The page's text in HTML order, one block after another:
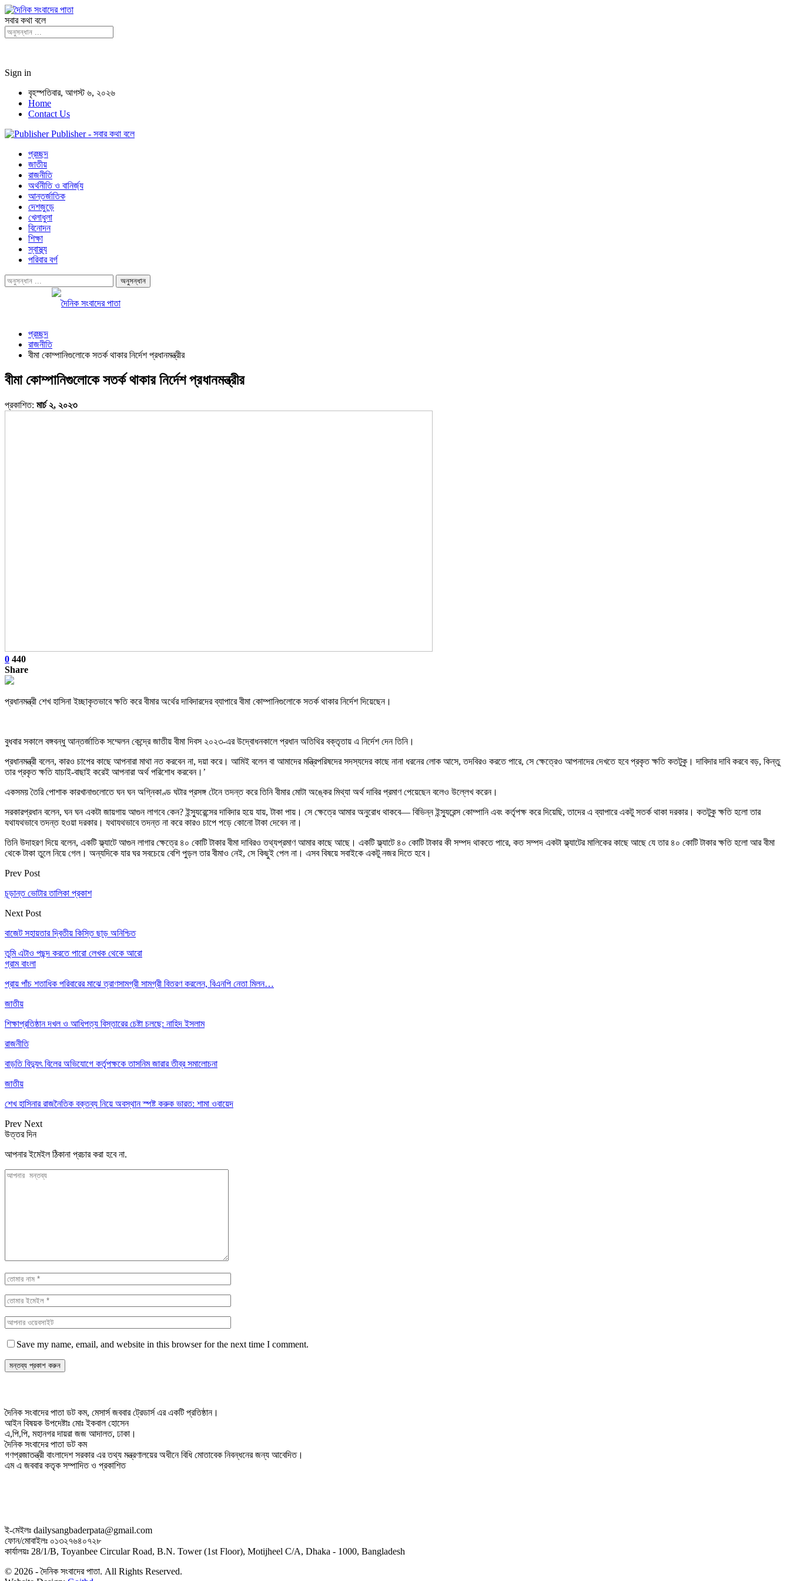
সবার কথা বলে
Sign in
বৃহস্পতিবার, আগস্ট ৬, ২০২৬
Home
Contact Us
Publisher - সবার কথা বলে
প্রচ্ছদ
জাতীয়
রাজনীতি
অর্থনীতি ও বানির্জ্য
আন্তর্জাতিক
দেশজুড়ে
খেলাধুলা
বিনোদন
শিক্ষা
স্বাস্থ্য
পরিবার বর্গ
প্রচ্ছদ
রাজনীতি
বীমা কোম্পানিগুলোকে সতর্ক থাকার নির্দেশ প্রধানমন্ত্রীর
বীমা কোম্পানিগুলোকে সতর্ক থাকার নির্দেশ প্রধানমন্ত্রীর
প্রকাশিত: মার্চ ২, ২০২৩
0 440
Share
প্রধানমন্ত্রী শেখ হাসিনা ইচ্ছাকৃতভাবে ক্ষতি করে বীমার অর্থের দাবিদারদের ব্যাপারে বীমা কোম্পানিগুলোকে সতর্ক থাকার নির্দেশ দিয়েছেন।
বুধবার সকালে বঙ্গবন্ধু আন্তর্জাতিক সম্মেলন কেন্দ্রে জাতীয় বীমা দিবস ২০২৩-এর উদ্বোধনকালে প্রধান অতিথির বক্তৃতায় এ নির্দেশ দেন তিনি।
প্রধানমন্ত্রী বলেন, কারও চাপের কাছে আপনারা মাথা নত করবেন না, দয়া করে। আমিই বলেন বা আমাদের মন্ত্রিপরিষদের সদস্যদের কাছে নানা ধরনের লোক আসে, তদবিরও করতে পারে, সে ক্ষেত্রেও আপনাদের দেখতে হবে প্রকৃত ক্ষতি কতটুকু। দাবিদার দাবি করবে বড়, কিন্তু
তার প্রকৃত ক্ষতি যাচাই-বাছাই করেই আপনারা অর্থ পরিশোধ করবেন।’
একসময় তৈরি পোশাক কারখানাগুলোতে ঘন ঘন অগ্নিকাণ্ড ঘটার প্রসঙ্গ টেনে তদন্ত করে তিনি বীমার মোটা অঙ্কের মিথ্যা অর্থ দাবির প্রমাণ পেয়েছেন বলেও উল্লেখ করেন।
সরকারপ্রধান বলেন, ঘন ঘন একটা জায়গায় আগুন লাগবে কেন? ইন্স্যুরেন্সের দাবিদার হয়ে যায়, টাকা পায়। সে ক্ষেত্রে আমার অনুরোধ থাকবে— বিভিন্ন ইন্স্যুরেন্স কোম্পানি এবং কর্তৃপক্ষ করে দিয়েছি, তাদের এ ব্যাপারে একটু সতর্ক থাকা দরকার। কতটুকু ক্ষতি হলো তার
যথাযথভাবে তদন্ত হওয়া দরকার। যথাযথভাবে তদন্ত না করে কারও চাপে পড়ে কোনো টাকা দেবেন না।
তিনি উদাহরণ দিয়ে বলেন, একটি ফ্ল্যাটে আগুন লাগার ক্ষেত্রে ৪০ কোটি টাকার বীমা দাবিরও তথ্যপ্রমাণ আমার কাছে আছে। একটি ফ্ল্যাটে ৪০ কোটি টাকার কী সম্পদ থাকতে পারে, কত সম্পদ একটা ফ্ল্যাটের মালিকের কাছে আছে যে তার ৪০ কোটি টাকার ক্ষতি হলো আর বীমা
থেকে টাকা তুলে নিয়ে গেল। অন্যদিকে যার ঘর সবচেয়ে বেশি পুড়ল তার বীমাও নেই, সে কিছুই পেল না। এসব বিষয়ে সবাইকে একটু নজর দিতে হবে।
Prev Post
চূড়ান্ত ভোটার তালিকা প্রকাশ
Next Post
বাজেট সহায়তার দ্বিতীয় কিস্তি ছাড় অনিশ্চিত
তুমি এটাও পছন্দ করতে পারো লেখক থেকে আরো
গ্রাম বাংলা
প্রায় পাঁচ শতাধিক পরিবারের মাঝে ত্রাণসামগ্রী সামগ্রী বিতরণ করলেন, বিএনপি নেতা মিলন…
জাতীয়
শিক্ষাপ্রতিষ্ঠান দখল ও আধিপত্য বিস্তারের চেষ্টা চলছে: নাহিদ ইসলাম
রাজনীতি
বাড়তি বিদ্যুৎ বিলের অভিযোগে কর্তৃপক্ষকে তাসনিম জারার তীব্র সমালোচনা
জাতীয়
শেখ হাসিনার রাজনৈতিক বক্তব্য নিয়ে অবস্থান স্পষ্ট করুক ভারত: শামা ওবায়েদ
Prev Next
উত্তর দিন
আপনার ইমেইল ঠিকানা প্রচার করা হবে না.
Save my name, email, and website in this browser for the next time I comment.
দৈনিক সংবাদের পাতা ডট কম, মেসার্স জববার ট্রেডার্স এর একটি প্রতিষ্ঠান।
আইন বিষয়ক উপদেষ্টাঃ মোঃ ইকবাল হোসেন
এ,পি,পি, মহানগর দায়রা জজ আদালত, ঢাকা।
দৈনিক সংবাদের পাতা ডট কম
গণপ্রজাতন্ত্রী বাংলাদেশ সরকার এর তথ্য মন্ত্রণালয়ের অধীনে বিধি মোতাবেক নিবন্ধনের জন্য আবেদিত।
এম এ জববার কতৃক সম্পাদিত ও প্রকাশিত
ই-মেইলঃ dailysangbaderpata@gmail.com
ফোন/মোবাইলঃ ০১৩২৭৬৪০৭২৮
কার্যালয়ঃ 28/1/B, Toyanbee Circular Road, B.N. Tower (1st Floor), Motijheel C/A, Dhaka - 1000, Bangladesh
© 2026 - দৈনিক সংবাদের পাতা. All Rights Reserved.